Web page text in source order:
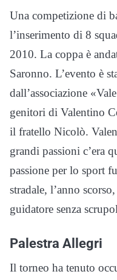
Una competizione di
l’inserimento di 8
2010. La coppa è
Saronno. L’evento è
dall’associazione
genitori di Valentino
il fratello Nicolò.
grandi passioni c’era
passione per lo sport
stradale, l’anno
guidatore senza
Palestra Allegri
Il torneo ha tenuto